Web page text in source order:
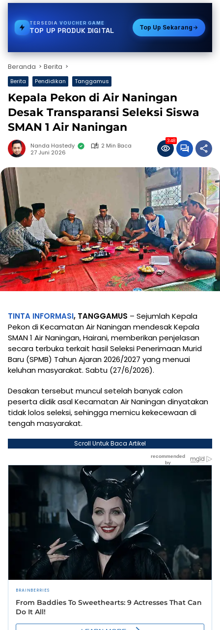
TERSEDIAGAS
TOP UP PRODUK DIGITAL Top Up Sekarang
Beranda Berita
Berita Pendidikan Tanggamus
Kepala Pekon di Air Naningan
Desak Transparansi Seleksi Siswa
SMAN 1 Air Naningan
Nanda Hastedy
2 Min Baca
27 Juni 2026
348
TINTA INFORMASI, TANGGAMUS – Sejumlah Kepala
Pekon di Kecamatan Air Naningan mendesak Kepala
SMAN 1 Air Naningan, Hairani, memberikan penjelasan
secara terbuka terkait hasil Seleksi Penerimaan Murid
Baru (SPMB) Tahun Ajaran 2026/2027 yang menuai
keluhan masyarakat. Sabtu (27/6/2026).
Desakan tersebut muncul setelah banyak calon
peserta didik asal Kecamatan Air Naningan dinyatakan
tidak lolos seleksi, sehingga memicu kekecewaan di
tengah masyarakat.
Scroll Untuk Baca Artikel